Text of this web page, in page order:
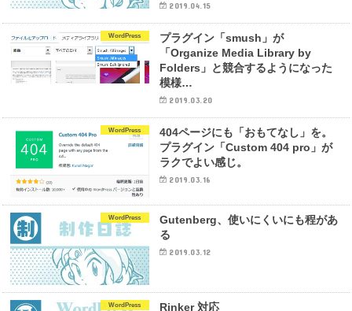
2019.04.15
WordPress
プラグイン「smush」が
「Organize Media Library by
Folders」と競合するようになった
模様…
2019.03.20
WordPress
404ページにも「おもてなし」を。
プラグイン「Custom 404 pro」が
ラクでよい感じ。
2019.03.16
WordPress
Gutenberg、使いにくいにも程があ
る
2019.03.12
WordPress Rinker 対応